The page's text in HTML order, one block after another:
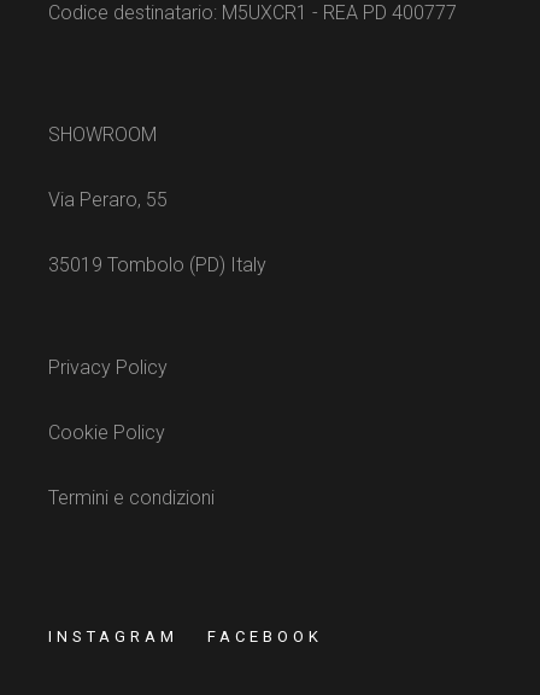
Codice destinatario: M5UXCR1 - REA PD 400777
SHOWROOM
Via Peraro, 55
35019 Tombolo (PD) Italy
Privacy Policy
Cookie Policy
Termini e condizioni
INSTAGRAM FACEBOOK